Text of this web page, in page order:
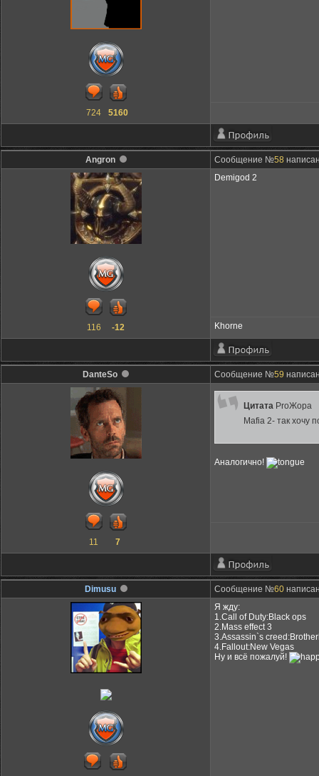
724 5160
Angron Сообщение №58
116 -12
Demigod 2
Khorne
DanteSo Сообщение №59
11 7
Цитата ProЖора
Mafia 2- так хочу
Аналогично!
Dimusu Сообщение №60
Я жду:
1.Call of Duty:Black ops
2.Mass effect 3
3.Assassin`s
4.Fallout:New Vegas
Ну и всё пожалуй!